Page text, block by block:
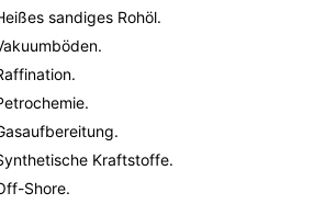
sandiges Rohöl.
Kraftstoffe.
Shore.